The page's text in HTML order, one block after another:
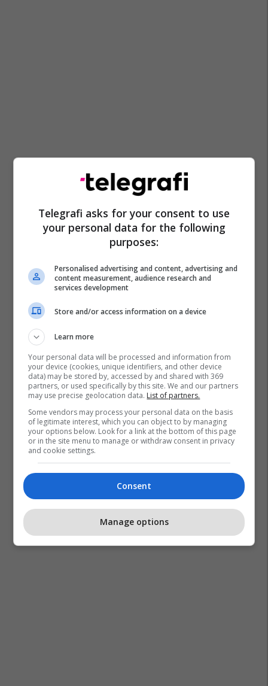
Telegrafi asks for your consent to use
your personal data for the following
purposes:
Personalised advertising and content, advertising and
content measurement, audience research and
services development
Store and/or access information on a device
Learn more
Your personal data will be processed and information from
your device (cookies, unique identifiers, and other device
data) may be stored by, accessed by and shared with 369
partners, or used specifically by this site. We and our partners
may use precise geolocation data. List of partners.
Some vendors may process your personal data on the basis
of legitimate interest, which you can object to by managing
your options below. Look for a link at the bottom of this page
or in the site menu to manage or withdraw consent in privacy
and cookie settings.
Consent
Manage options